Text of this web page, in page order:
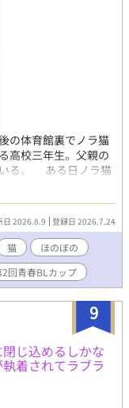
の体育館裏でノラ猫
高校三年生。父親の
る。 ある日ノラ猫
四位になっていると
ーした覚えもない人
なりたくもない生徒
一位でハイスペック
好きだ』『俺の彼
蒼空は海斗に惹かれ
穏な毎日は過ごせ
カル（急進的）な海
）たちが季節を捲
# 第2回青春BLカ
お気に入り登録・感
獅子搏兎な彼と僕」
日 2026.8.9 登録日 2026.7.24
猫
ほのぼの
2回青春BLカップ
9
じ込めるしかな
着されてラブラ